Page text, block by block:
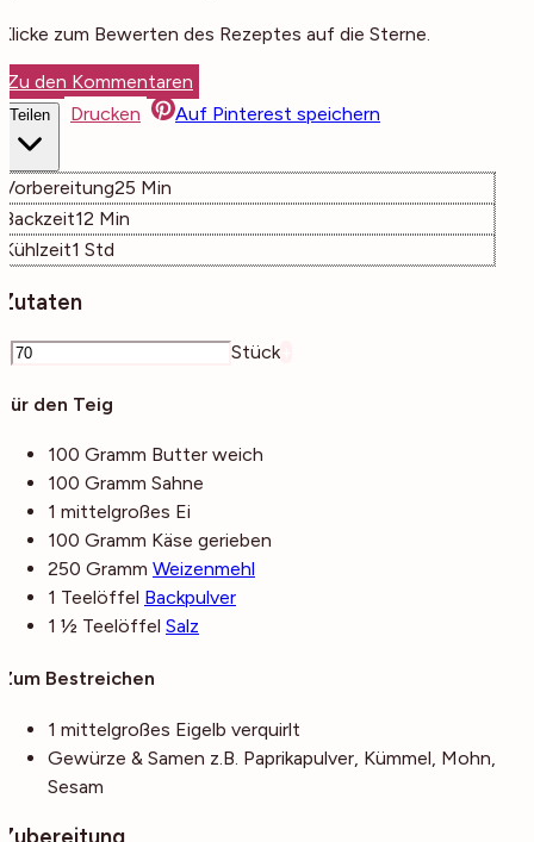
Klicke zum Bewerten des Rezeptes auf die Sterne.
Zu den Kommentaren
Teilen Drucken Auf Pinterest speichern
Vorbereitung25 Minuten
Min
Backzeit12 Minuten
Min
Kühlzeit1 Stunde
Std
Zutaten
Stück
Für den Teig
100 Gramm Butter weich
100 Gramm Sahne
1 mittelgroßes Ei
100 Gramm Käse gerieben
250 Gramm Weizenmehl
1 Teelöffel Backpulver
1 ½ Teelöffel Salz
Zum Bestreichen
1 mittelgroßes Eigelb verquirlt
Gewürze & Samen z.B. Paprikapulver, Kümmel, Mohn,
Sesam
Zubereitung